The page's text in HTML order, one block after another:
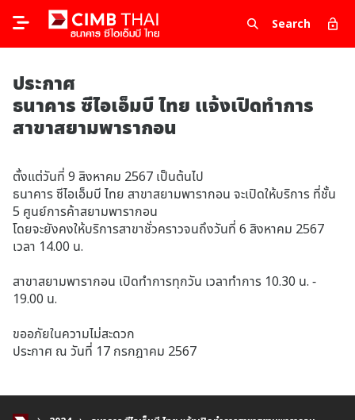
Search
ประกาศ
ธนาคาร ซีไอเอ็มบี ไทย แจ้งเปิดทำการ
สาขาสยามพารากอน
ตั้งแต่วันที่ 9 สิงหาคม 2567 เป็นต้นไป
ธนาคาร ซีไอเอ็มบี ไทย สาขาสยามพารากอน จะเปิดให้บริการ ที่ชั้น
5 ศูนย์การค้าสยามพารากอน
โดยจะยังคงให้บริการสาขาชั่วคราวจนถึงวันที่ 6 สิงหาคม 2567
เวลา 14.00 น.
สาขาสยามพารากอน เปิดทำการทุกวัน เวลาทำการ 10.30 น. -
19.00 น.
ขออภัยในความไม่สะดวก
ประกาศ ณ วันที่ 17 กรกฎาคม 2567